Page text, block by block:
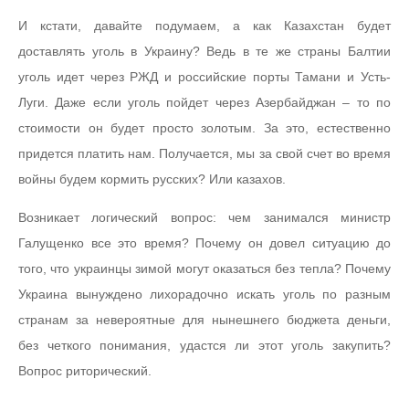
И кстати, давайте подумаем, а как Казахстан будет
доставлять уголь в Украину? Ведь в те же страны Балтии
уголь идет через РЖД и российские порты Тамани и Усть-
Луги. Даже если уголь пойдет через Азербайджан – то по
стоимости он будет просто золотым. За это, естественно
придется платить нам. Получается, мы за свой счет во время
войны будем кормить русских? Или казахов.
Возникает логический вопрос: чем занимался министр
Галущенко все это время? Почему он довел ситуацию до
того, что украинцы зимой могут оказаться без тепла? Почему
Украина вынуждено лихорадочно искать уголь по разным
странам за невероятные для нынешнего бюджета деньги,
без четкого понимания, удастся ли этот уголь закупить?
Вопрос риторический.